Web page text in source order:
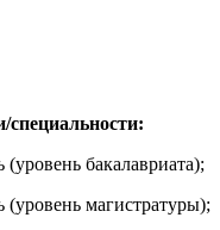
бакалавриата);
(уровень магистратуры);